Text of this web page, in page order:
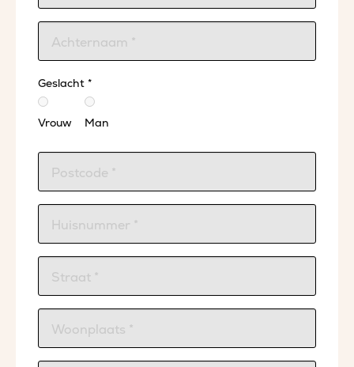
Geslacht *
Vrouw Man